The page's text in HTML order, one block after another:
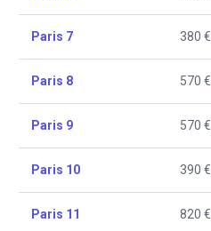
Paris 7 380 €
Paris 8 570 €
Paris 9 570 €
Paris 10 390 €
Paris 11 820 €